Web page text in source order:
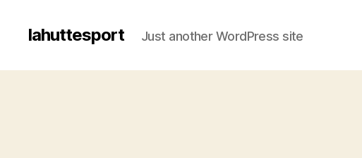
lahuttesport Just another WordPress site